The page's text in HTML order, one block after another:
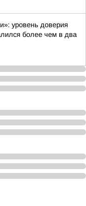
уровень доверия
более чем в два